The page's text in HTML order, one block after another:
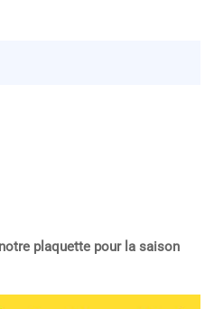
plaquette pour la saison